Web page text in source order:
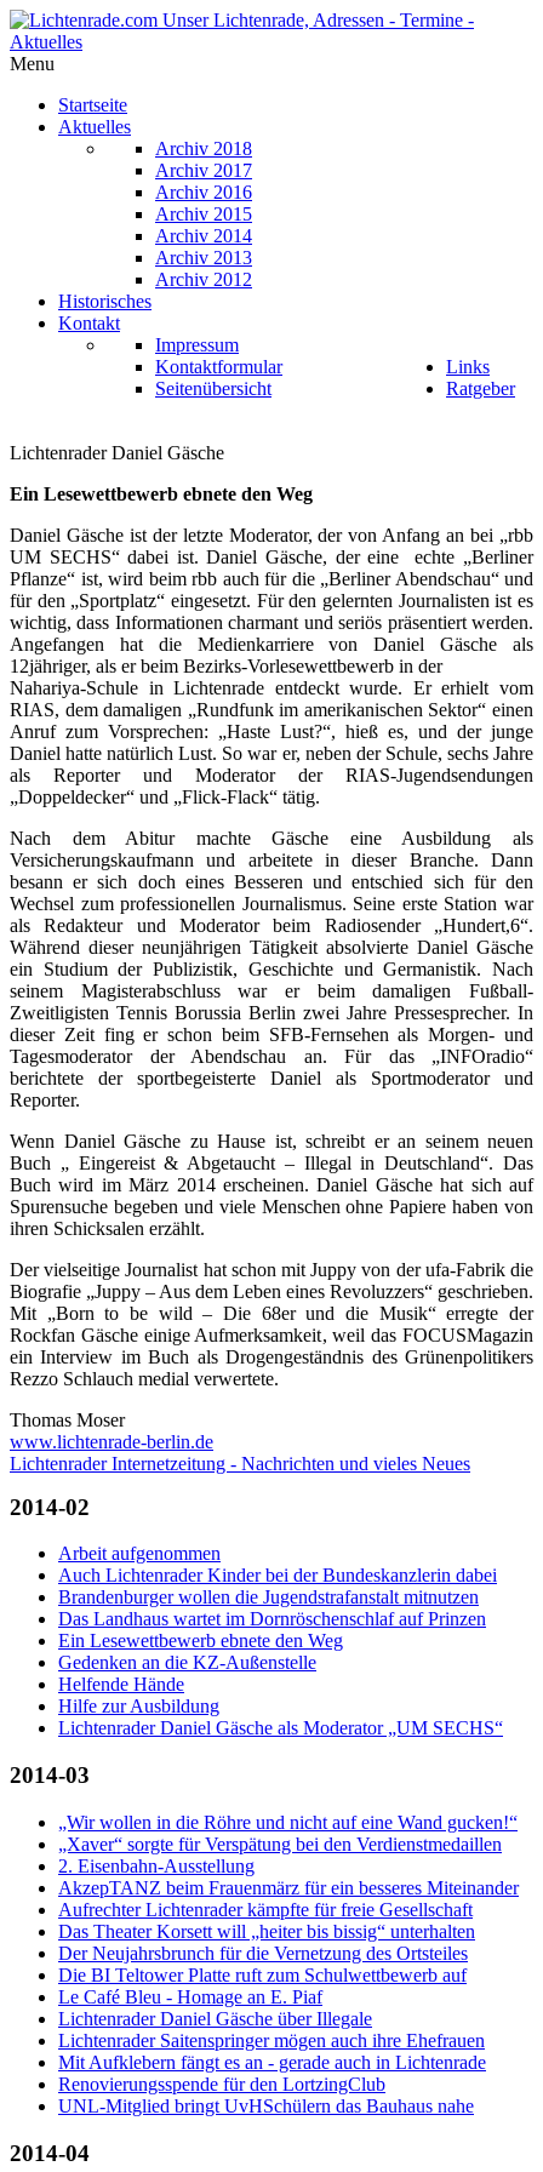
Menu
Startseite
Aktuelles
Archiv 2018
Archiv 2017
Archiv 2016
Archiv 2015
Archiv 2014
Archiv 2013
Archiv 2012
Historisches
Kontakt
Impressum
Kontaktformular
Seitenübersicht
Links
Ratgeber
Lichtenrader Daniel Gäsche
Ein Lesewettbewerb ebnete den Weg
Daniel Gäsche ist der letzte Moderator, der von Anfang an bei „rbb
UM SECHS“ dabei ist. Daniel Gäsche, der eine echte „Berliner
Pflanze“ ist, wird beim rbb auch für die „Berliner Abendschau“ und
für den „Sportplatz“ eingesetzt. Für den gelernten Journalisten ist es
wichtig, dass Informationen charmant und seriös präsentiert werden.
Angefangen hat die Medienkarriere von Daniel Gäsche als
12jähriger, als er beim Bezirks-Vorlesewettbewerb in der
Nahariya-Schule in Lichtenrade entdeckt wurde. Er erhielt vom
RIAS, dem damaligen „Rundfunk im amerikanischen Sektor“ einen
Anruf zum Vorsprechen: „Haste Lust?“, hieß es, und der junge
Daniel hatte natürlich Lust. So war er, neben der Schule, sechs Jahre
als Reporter und Moderator der RIAS-Jugendsendungen
„Doppeldecker“ und „Flick-Flack“ tätig.
Nach dem Abitur machte Gäsche eine Ausbildung als
Versicherungskaufmann und arbeitete in dieser Branche. Dann
besann er sich doch eines Besseren und entschied sich für den
Wechsel zum professionellen Journalismus. Seine erste Station war
als Redakteur und Moderator beim Radiosender „Hundert,6“.
Während dieser neunjährigen Tätigkeit absolvierte Daniel Gäsche
ein Studium der Publizistik, Geschichte und Germanistik. Nach
seinem Magisterabschluss war er beim damaligen Fußball-
Zweitligisten Tennis Borussia Berlin zwei Jahre Pressesprecher. In
dieser Zeit fing er schon beim SFB-Fernsehen als Morgen- und
Tagesmoderator der Abendschau an. Für das „INFOradio“
berichtete der sportbegeisterte Daniel als Sportmoderator und
Reporter.
Wenn Daniel Gäsche zu Hause ist, schreibt er an seinem neuen
Buch „ Eingereist & Abgetaucht – Illegal in Deutschland“. Das
Buch wird im März 2014 erscheinen. Daniel Gäsche hat sich auf
Spurensuche begeben und viele Menschen ohne Papiere haben von
ihren Schicksalen erzählt.
Der vielseitige Journalist hat schon mit Juppy von der ufa-Fabrik die
Biografie „Juppy – Aus dem Leben eines Revoluzzers“ geschrieben.
Mit „Born to be wild – Die 68er und die Musik“ erregte der
Rockfan Gäsche einige Aufmerksamkeit, weil das FOCUSMagazin
ein Interview im Buch als Drogengeständnis des Grünenpolitikers
Rezzo Schlauch medial verwertete.
Thomas Moser
www.lichtenrade-berlin.de
Lichtenrader Internetzeitung - Nachrichten und vieles Neues
2014-02
Arbeit aufgenommen
Auch Lichtenrader Kinder bei der Bundeskanzlerin dabei
Brandenburger wollen die Jugendstrafanstalt mitnutzen
Das Landhaus wartet im Dornröschenschlaf auf Prinzen
Ein Lesewettbewerb ebnete den Weg
Gedenken an die KZ-Außenstelle
Helfende Hände
Hilfe zur Ausbildung
Lichtenrader Daniel Gäsche als Moderator „UM SECHS“
2014-03
„Wir wollen in die Röhre und nicht auf eine Wand gucken!“
„Xaver“ sorgte für Verspätung bei den Verdienstmedaillen
2. Eisenbahn-Ausstellung
AkzepTANZ beim Frauenmärz für ein besseres Miteinander
Aufrechter Lichtenrader kämpfte für freie Gesellschaft
Das Theater Korsett will „heiter bis bissig“ unterhalten
Der Neujahrsbrunch für die Vernetzung des Ortsteiles
Die BI Teltower Platte ruft zum Schulwettbewerb auf
Le Café Bleu - Homage an E. Piaf
Lichtenrader Daniel Gäsche über Illegale
Lichtenrader Saitenspringer mögen auch ihre Ehefrauen
Mit Aufklebern fängt es an - gerade auch in Lichtenrade
Renovierungsspende für den LortzingClub
UNL-Mitglied bringt UvHSchülern das Bauhaus nahe
2014-04